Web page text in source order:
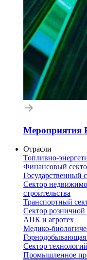
Мероприятия
Отрасли
Топливно-
Финансовый
Государственный
Сектор
строительства
Транспортный
Сектор розничной
АПК и агротех
Медико-
Горнодобывающая
Сектор
Промышленное